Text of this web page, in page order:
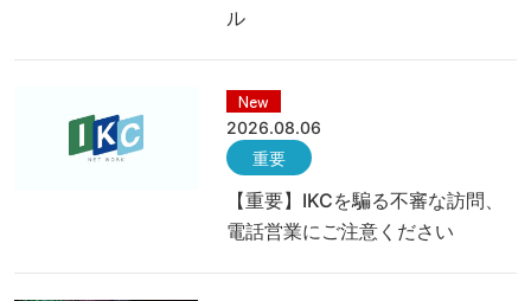
ル
New
2026.08.06
重要
【重要】IKCを騙る不審な訪問、
電話営業にご注意ください